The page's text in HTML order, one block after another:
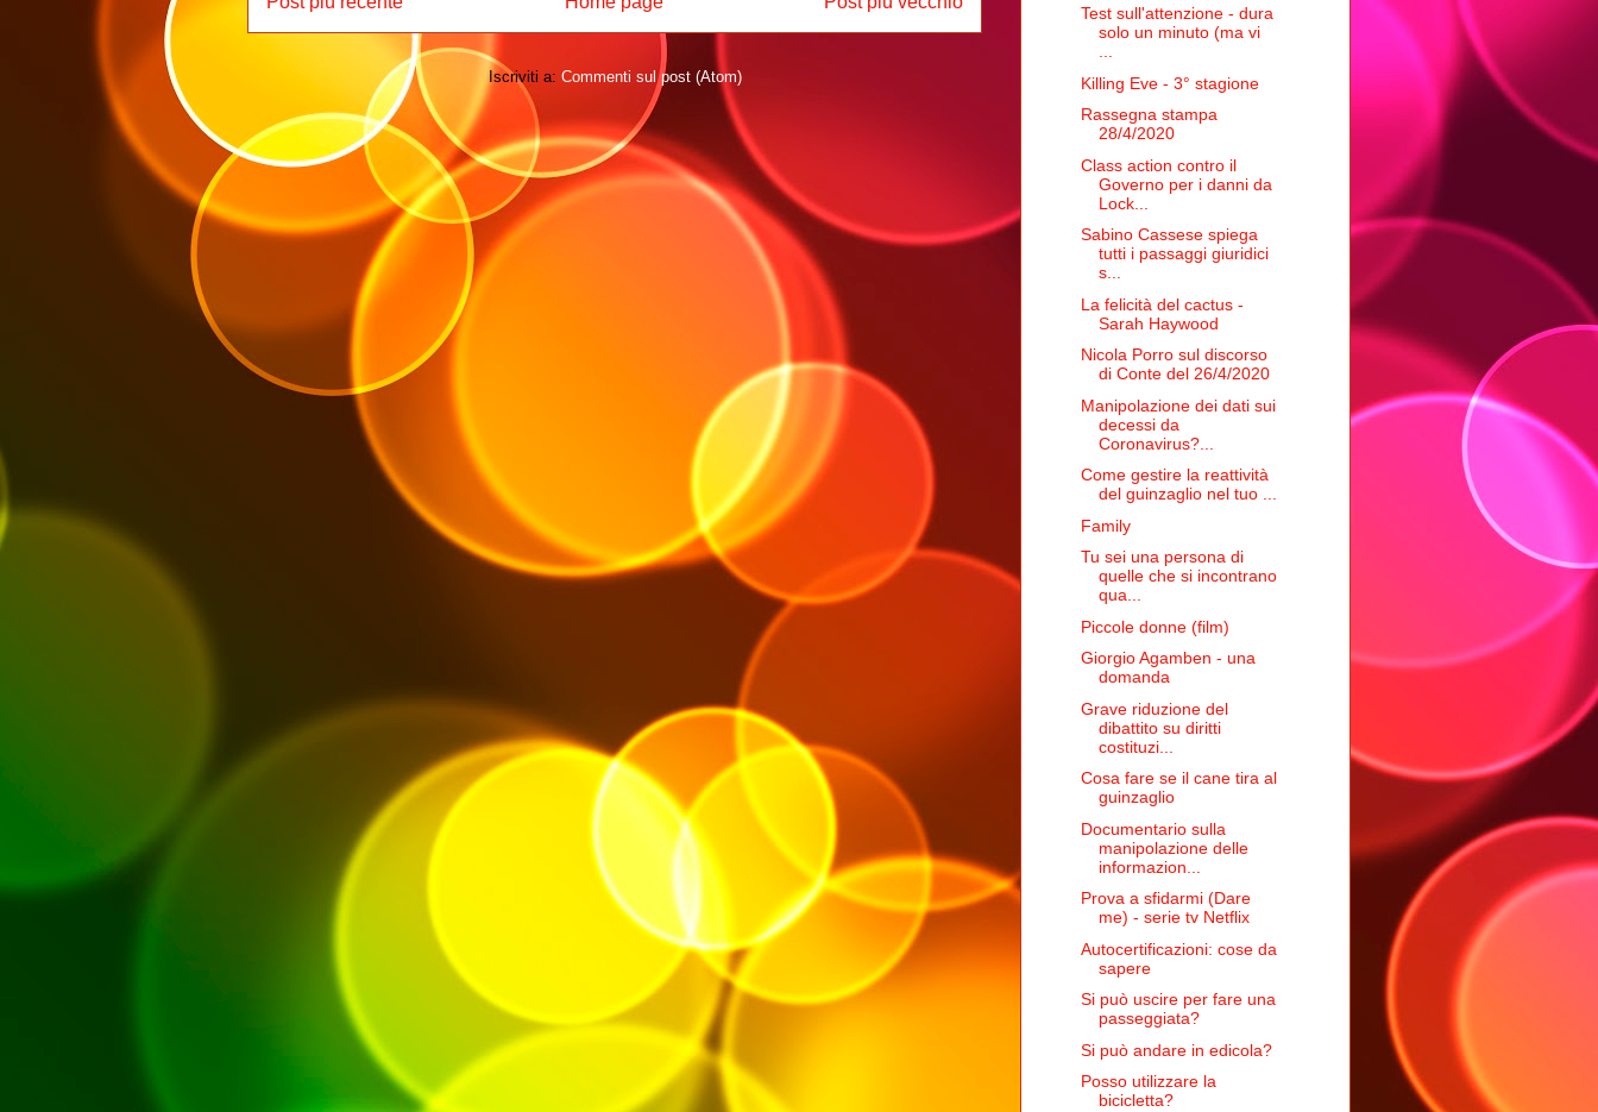
Iscriviti a: Commenti sul post (Atom)
Test sull'attenzione - dura
solo un minuto (ma vi
...
Killing Eve - 3° stagione
Rassegna stampa
28/4/2020
Class action contro il
Governo per i danni da
Lock...
Sabino Cassese spiega
tutti i passaggi giuridici
s...
La felicità del cactus -
Sarah Haywood
Nicola Porro sul discorso
di Conte del 26/4/2020
Manipolazione dei dati sui
decessi da
Coronavirus?...
Come gestire la reattività
del guinzaglio nel tuo ...
Family
Tu sei una persona di
quelle che si incontrano
qua...
Piccole donne (film)
Giorgio Agamben - una
domanda
Grave riduzione del
dibattito su diritti
costituzi...
Cosa fare se il cane tira al
guinzaglio
Documentario sulla
manipolazione delle
informazion...
Prova a sfidarmi (Dare
me) - serie tv Netflix
Autocertificazioni: cose da
sapere
Si può uscire per fare una
passeggiata?
Si può andare in edicola?
Posso utilizzare la
bicicletta?